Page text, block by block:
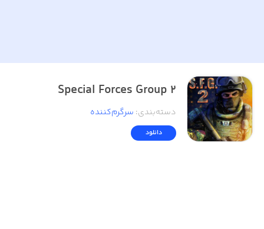
Special Forces Group 2
دسته‌بندی: سرگرم‌کننده
دانلود